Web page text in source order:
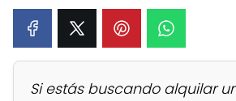
Si estás buscando alquilar